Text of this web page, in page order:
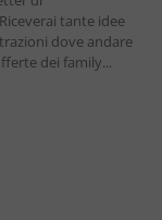
tante idee
dove andare
dei family...